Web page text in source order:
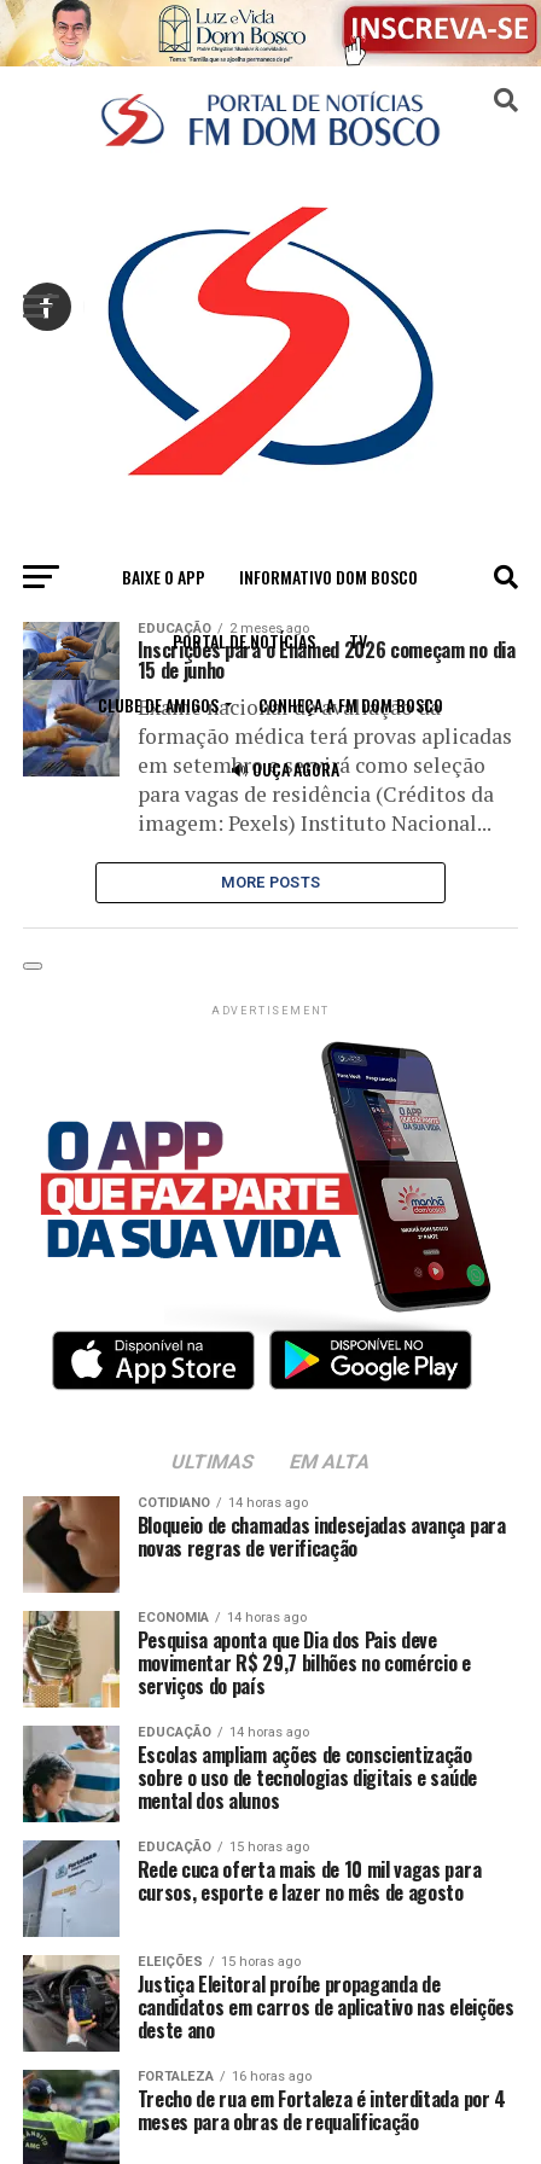
BAIXE O APP INFORMATIVO DOM BOSCO
PORTAL DE NOTÍCIAS TV
CLUBE DE AMIGOS CONHEÇA A FM DOM BOSCO
🔊 OUÇA AGORA
All posts tagged "Enamed"
EDUCAÇÃO 2 meses ago
Inscrições para o Enamed 2026 começam no dia
15 de junho
Exame nacional de avaliação da
formação médica terá provas aplicadas
em setembro e servirá como seleção
para vagas de residência (Créditos da
imagem: Pexels) Instituto Nacional...
MORE POSTS
ADVERTISEMENT
ULTIMAS EM ALTA
COTIDIANO 14 horas ago
Bloqueio de chamadas indesejadas avança para
novas regras de verificação
ECONOMIA 14 horas ago
Pesquisa aponta que Dia dos Pais deve
movimentar R$ 29,7 bilhões no comércio e
serviços do país
EDUCAÇÃO 14 horas ago
Escolas ampliam ações de conscientização
sobre o uso de tecnologias digitais e saúde
mental dos alunos
EDUCAÇÃO 15 horas ago
Rede cuca oferta mais de 10 mil vagas para
cursos, esporte e lazer no mês de agosto
ELEIÇÕES 15 horas ago
Justiça Eleitoral proíbe propaganda de
candidatos em carros de aplicativo nas eleições
deste ano
FORTALEZA 16 horas ago
Trecho de rua em Fortaleza é interditada por 4
meses para obras de requalificação
Sair da versão mobile